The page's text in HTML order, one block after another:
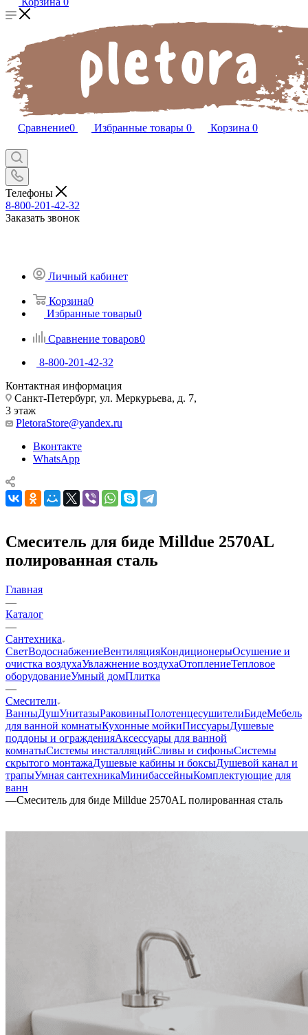
Сравнение0 Избранные товары 0 Корзина 0
Телефоны
8-800-201-42-32
Заказать звонок
Личный кабинет
Корзина0
Избранные товары0
Сравнение товаров0
8-800-201-42-32
Контактная информация
Санкт-Петербург, ул. Меркурьева, д. 7,
3 этаж
PletoraStore@yandex.ru
Вконтакте
WhatsApp
Смеситель для биде Milldue 2570AL
полированная сталь
Главная
—
Каталог
—
Сантехника
СветВодоснабжениеВентиляцияКондиционерыОсушение и
очистка воздухаУвлажнение воздухаОтоплениеТепловое
оборудованиеУмный домПлитка
—
Смесители
ВанныДушУнитазыРаковиныПолотенцесушителиБидеМебель
для ванной комнатыКухонные мойкиПиссуарыДушевые
поддоны и огражденияАксессуары для ванной
комнатыСистемы инсталляцийСливы и сифоныСистемы
скрытого монтажаДушевые кабины и боксыДушевой канал и
трапыУмная сантехникаМинибассейныКомплектующие для
ванн
—Смеситель для биде Milldue 2570AL полированная сталь